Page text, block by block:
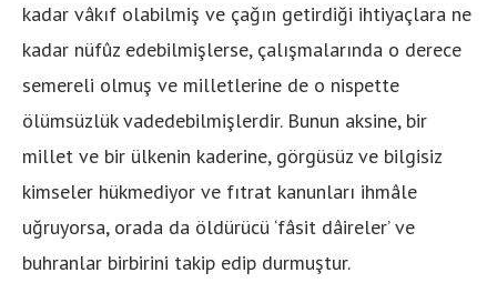
kadar vâkıf olabilmiş ve çağın getirdiği ihtiyaçlara ne
kadar nüfûz edebilmişlerse, çalışmalarında o derece
semereli olmuş ve milletlerine de o nispette
ölümsüzlük vadedebilmişlerdir. Bunun aksine, bir
millet ve bir ülkenin kaderine, görgüsüz ve bilgisiz
kimseler hükmediyor ve fıtrat kanunları ihmâle
uğruyorsa, orada da öldürücü ‘fâsit dâireler’ ve
buhranlar birbirini takip edip durmuştur.